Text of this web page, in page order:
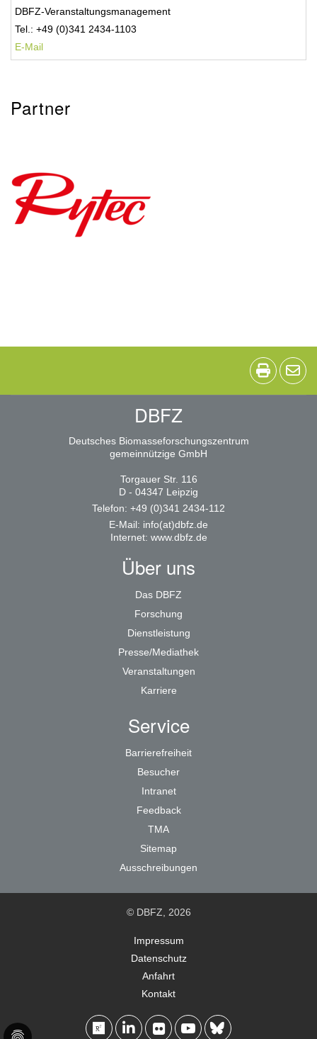
DBFZ-Veranstaltungsmanagement
Tel.: +49 (0)341 2434-1103
E-Mail
Partner
DBFZ
Deutsches Biomasseforschungszentrum
gemeinnützige GmbH
Torgauer Str. 116
D - 04347 Leipzig
Telefon: +49 (0)341 2434-112
E-Mail: info(at)dbfz.de
Internet: www.dbfz.de
Über uns
Das DBFZ
Forschung
Dienstleistung
Presse/Mediathek
Veranstaltungen
Karriere
Service
Barrierefreiheit
Besucher
Intranet
Feedback
TMA
Sitemap
Ausschreibungen
© DBFZ, 2026
Impressum
Datenschutz
Anfahrt
Kontakt